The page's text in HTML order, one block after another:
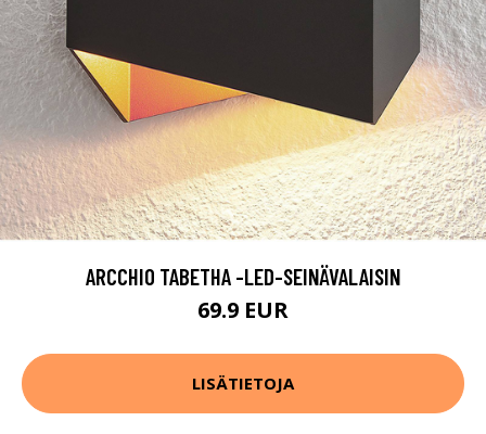
ARCCHIO TABETHA -LED-SEINÄVALAISIN
69.9 EUR
LISÄTIETOJA